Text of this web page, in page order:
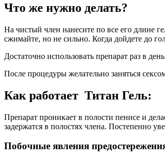
Что же нужно делать?
На чистый член нанесите по все его длине
сжимайте, но не сильно. Когда дойдете до
Достаточно использовать препарат раз в
После процедуры желательно заняться
Как работает Титан Гель:
Препарат проникает в полости пенисе и
задержатся в полостях члена. Постепенно
Побочные явления